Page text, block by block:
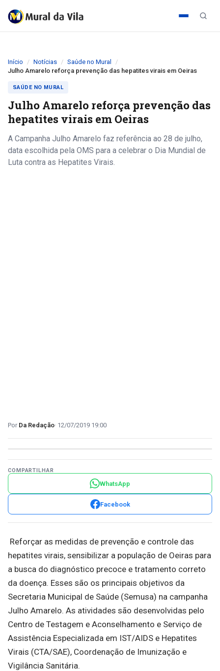
Início Notícias
Saúde no Mural
Julho Amarelo reforça prevenção das hepatites virais em Oeiras
SAÚDE NO MURAL
Julho Amarelo reforça prevenção das
hepatites virais em Oeiras
A Campanha Julho Amarelo faz referência ao 28 de julho,
data escolhida pela OMS para a celebrar o Dia Mundial de
Luta contra as Hepatites Virais.
Da Redação 12/07/2019 19:00
COMPARTILHAR
WhatsApp
Facebook
Reforçar as medidas de prevenção e controle das
hepatites virais, sensibilizar a população de Oeiras para
a busca do diagnóstico precoce e tratamento correto
da doença. Esses são os principais objetivos da
Secretaria Municipal de Saúde (Semusa) na campanha
Julho Amarelo. As atividades são desenvolvidas pelo
Centro de Testagem e Aconselhamento e Serviço de
Assistência Especializada em IST/AIDS e Hepatites
Virais (CTA/SAE), Coordenação de Imunização e
Vigilância Sanitária.